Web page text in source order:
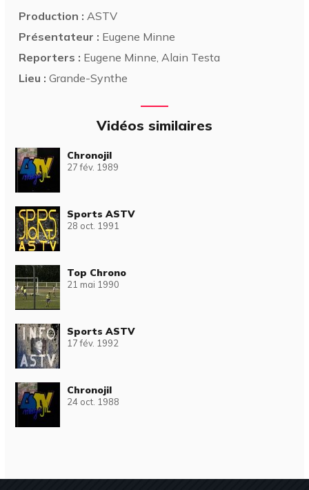
Production : ASTV
Présentateur : Eugene Minne
Reporters : Eugene Minne, Alain Testa
Lieu : Grande-Synthe
Vidéos similaires
Chronojil
27 fév. 1989
Sports ASTV
28 oct. 1991
Top Chrono
21 mai 1990
Sports ASTV
17 fév. 1992
Chronojil
24 oct. 1988